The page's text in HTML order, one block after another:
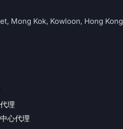
Mong Kok, Kowloon, Hong Kong
理
心代理